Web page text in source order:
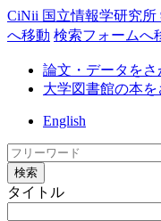
CiNii 国立情報学研究
へ移動 検索フォームへ
論文・データをさ
大学図書館の本を
English
検索
タイトル